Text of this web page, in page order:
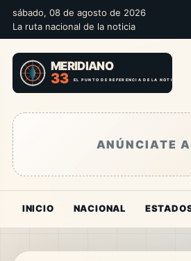
sábado, 08 de agosto de 2026
La ruta nacional de la noticia
ANÚNCIATE
INICIO NACIONAL